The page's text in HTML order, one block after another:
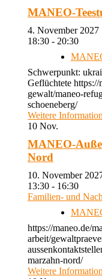
MANEO-
4. November
18:30 - 20:30
Schwerpunkt:
Geflüchtete
gewalt/maneo-
schoeneberg/
Weitere
10 Nov.
MANEO-
Nord
10. November
13:30 - 16:30
Familien- und
https://maneo.de/
arbeit/
marzahn-nord/
Weitere